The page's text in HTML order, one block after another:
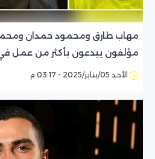
مهاب طارق ومحمود حمدان
مؤلفون يبدعون بأكثر من عمل في
الأحد 05/يناير/2025 - 03:17 م